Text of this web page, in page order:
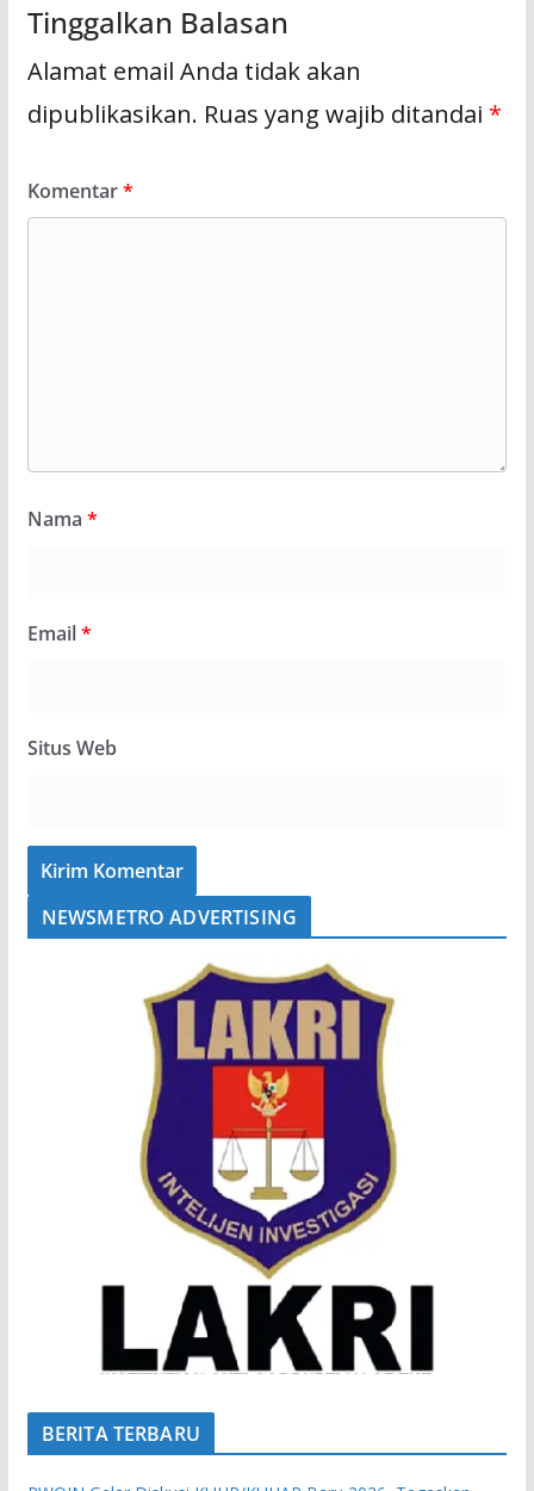
Tinggalkan Balasan
Alamat email Anda tidak akan
dipublikasikan. Ruas yang wajib ditandai *
Komentar*
Nama *
Email*
Situs Web
NEWSMETRO ADVERTISING
BERITA TERBARU